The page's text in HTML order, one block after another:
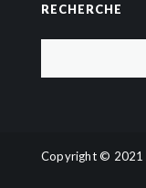
RECHERCHE
Copyright © 2021